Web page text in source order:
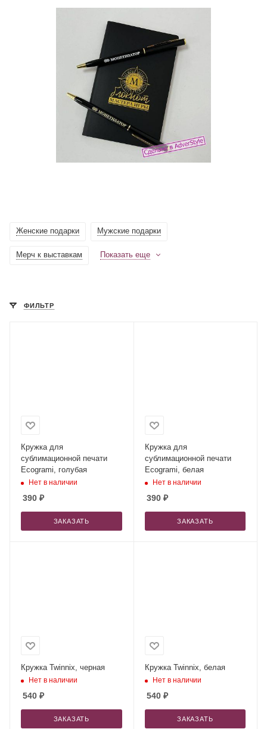
Женские подарки Мужские подарки
Мерч к выставкам Показать еще
ФИЛЬТР
Кружка для
сублимационной печати
Ecogrami, голубая
Нет в наличии
390 ₽
ЗАКАЗАТЬ
Кружка для
сублимационной печати
Ecogrami, белая
Нет в наличии
390₽
ЗАКАЗАТЬ
Кружка Twinnix, черная
Нет в наличии
540 ₽
ЗАКАЗАТЬ
Кружка Twinnix, белая
Нет в наличии
540₽
ЗАКАЗАТЬ